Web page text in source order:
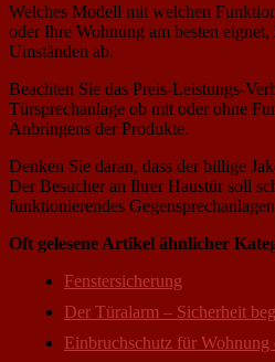
Welches Modell mit welchen
oder Ihre Wohnung am besten
Umständen ab.
Beachten Sie das Preis-Leistungs-
Türsprechanlage ob mit oder ohne
Anbringens der Produkte.
Denken Sie daran, dass der billige
Der Besucher an Ihrer Haustür soll
funktionierendes
Oft gelesene Artikel ähnlicher
Fenstersicherung
Der Türalarm – Sicherheit
Einbruchschutz für Wohnung